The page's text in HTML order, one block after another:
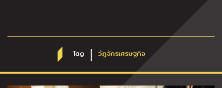
Tag วัฏจักรเศรษฐกิจ